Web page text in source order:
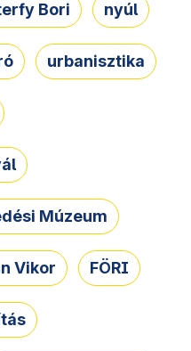
Bori nyúl
urbanisztika
Múzeum
Vikor FÖRI